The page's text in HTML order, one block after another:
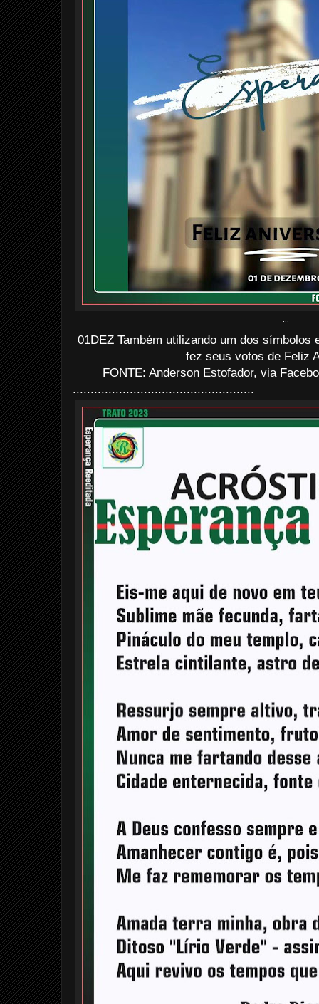
01DEZ Também utilizando um dos símbolos
fez seus votos de Feliz
FONTE: Anderson Estofador, via
...................................................